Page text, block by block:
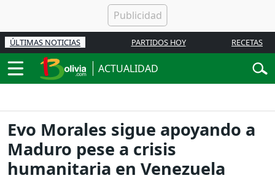
ÚLTIMAS NOTICIAS PARTIDOS HOY RECETAS
ACTUALIDAD
Evo Morales sigue apoyando a
Maduro pese a crisis
humanitaria en Venezuela